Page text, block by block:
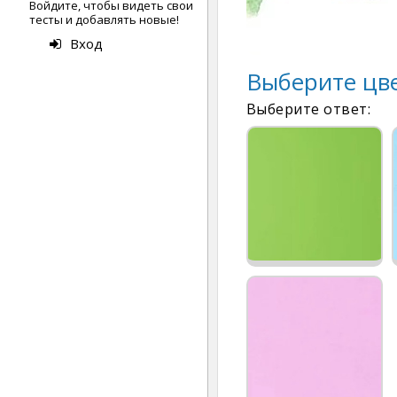
Войдите, чтобы видеть свои
тесты и добавлять новые!
Вход
Выберите
Выберите ответ: